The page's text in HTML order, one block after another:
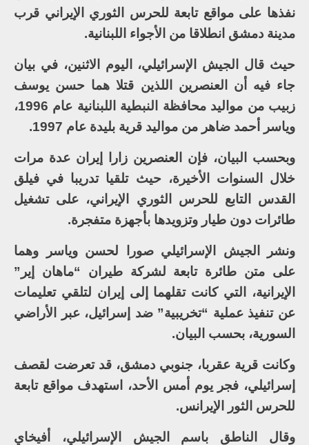
نفذها على مواقع تابعة للحرس الثوري الإيراني قرب
مدينة دمشق انطلاقا من الأجواء اللبنانية.
حيث قال الجيش الإسرائيلي، اليوم الاثنين، في بيان
جاء فيه أن العنصرين اللذين قتلا هما حسن يوسف
زبيب من مواليد محافظة النبطية اللبنانية عام 1996،
وياسر أحمد ضاهر من مواليد قرية بليدة عام 1997.
وبحسب البيان، فإن العنصرين زارا إيران عدة مرات
خلال السنوات الأخيرة، حيث تلقيا تدريبا في فيلق
القدس التابع للحرس الثوري الإيراني، على تشغيل
طائرات دون طيار وتزويدها بأجهزة متفجرة.
ونشر الجيش الإسرائيلي صورا لحسن وياسر وهما
على متن طائرة تابعة لشركة طيران “ماهان إير”
الإيرانية، التي كانت تقلهما إلى إيران لتلقي تعليمات
عن تنفيذ عملية “تخريبية” ضد إسرائيل، عبر الأراضي
السورية، بحسب البيان.
وكانت قرية عقربا، جنوبي دمشق، قد تعرضت لقصف
إسرائيلي، فجر يوم أمس الأحد، استهدف مواقع تابعة
للحرس الثور الإيرانس.
وقال الناطق باسم الجيش الإسرائيلي، أفيخاي